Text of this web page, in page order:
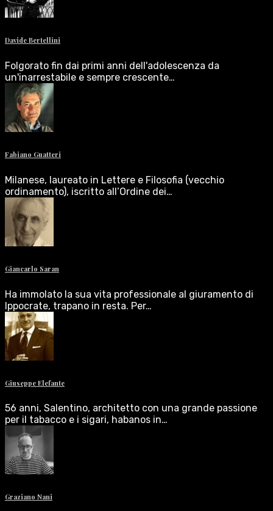
Davide Bertellini
Folgorato fin dai primi anni dell'adolescenza da
un'inarrestabile e sempre crescente…
Fabiano Guatteri
Milanese, laureato in Lettere e Filosofia (vecchio
ordinamento), iscritto all’Ordine dei…
Giancarlo Saran
Ha immolato la sua vita professionale al giuramento di
Ippocrate, trapano in resta. Per…
Giuseppe Elefante
56 anni, Salentino, architetto con una grande passione
per il tabacco e i sigari, habanos in…
Graziano Nani